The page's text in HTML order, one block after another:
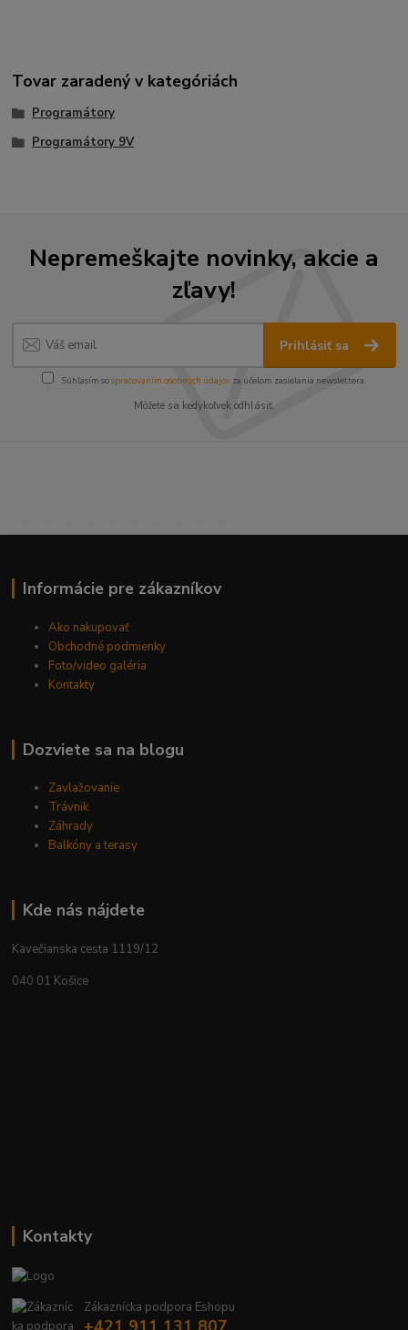
Tovar zaradený v kategóriách
Programátory
Programátory 9V
Nepremeškajte novinky, akcie a
zľavy!
Prihlásiť sa
Súhlasím sospracovaním osobných údajov za účelom zasielania newslettera.
Môžete sa kedykoľvek odhlásiť.
Informácie pre zákazníkov
Ako nakupovať
Obchodné podmienky
Foto/video galéria
Kontakty
Dozviete sa na blogu
Zavlažovanie
Trávnik
Záhrady
Balkóny a terasy
Kde nás nájdete
Kavečianska cesta 1119/12
040 01 Košice
Kontakty
Zákaznícka podpora Eshopu